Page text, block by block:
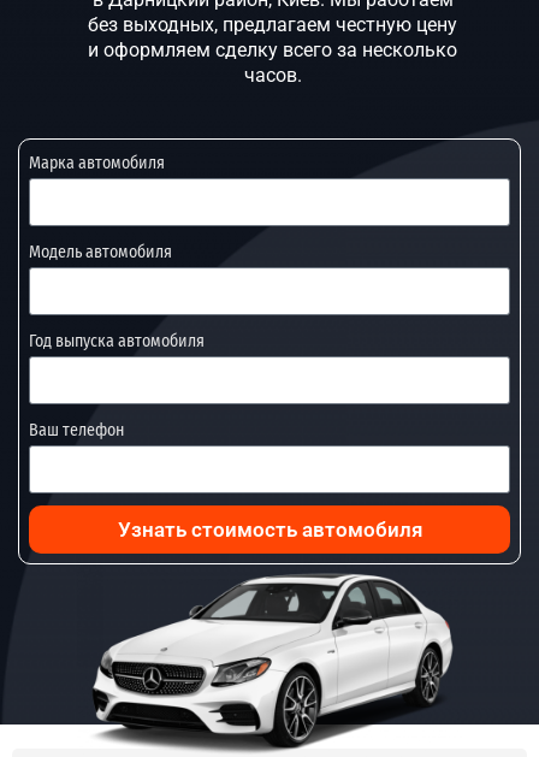
без выходных, предлагаем честную цену
и оформляем сделку всего за несколько
часов.
Марка автомобиля
Модель автомобиля
Год выпуска автомобиля
Ваш телефон
Узнать стоимость автомобиля